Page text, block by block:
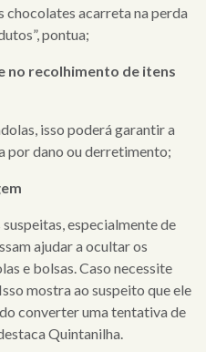
chocolates acarreta na perda
pontua;
no recolhimento de itens
isso poderá garantir a
por dano ou derretimento;
especialmente de
ajudar a ocultar os
e bolsas. Caso necessite
mostra ao suspeito que ele
converter uma tentativa de
Quintanilha.